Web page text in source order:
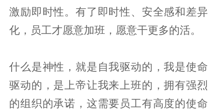
激励即时性。有了即时性、安全感和差异
化，员工才愿意加班，愿意干更多的活。
什么是神性，就是自我驱动的，我是使命
驱动的，是上帝让我来上班的，拥有强烈
的组织的承诺，这需要员工有高度的使命